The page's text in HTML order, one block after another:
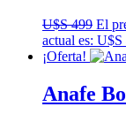
U$S499 El
actual es: U$S
¡Oferta!
Anafe